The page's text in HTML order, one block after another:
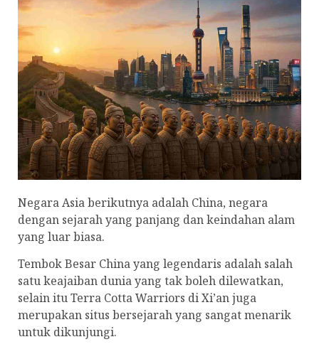
Negara Asia berikutnya adalah China, negara
dengan sejarah yang panjang dan keindahan alam
yang luar biasa.
Tembok Besar China yang legendaris adalah salah
satu keajaiban dunia yang tak boleh dilewatkan,
selain itu Terra Cotta Warriors di Xi’an juga
merupakan situs bersejarah yang sangat menarik
untuk dikunjungi.